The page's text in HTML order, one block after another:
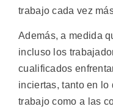
trabajo cada vez
Además, a medida
incluso los
cualificados
inciertas, tanto en lo
trabajo como a las